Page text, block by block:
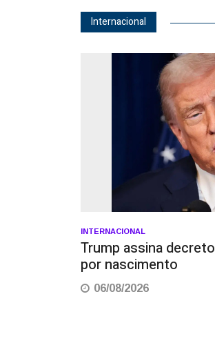
Internacional
INTERNACIONAL
Trump assina
por nascimento
06/08/2026